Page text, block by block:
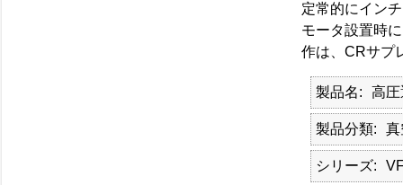
定常的にイン
モータ設置時
作は、CRサプ
製品名 高
製品分類 真
シリーズ